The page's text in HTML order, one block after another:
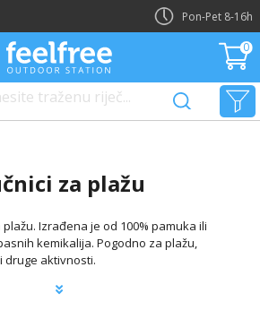
Pon-Pet 8-16h
0
traženu riječ...
za plažu
Izrađena je od 100% pamuka ili
kemikalija. Pogodno za plažu,
druge aktivnosti.